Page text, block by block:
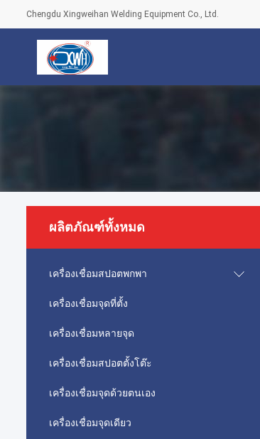
Chengdu Xingweihan Welding Equipment Co., Ltd.
ผลิตภัณฑ์ทั้งหมด
เครื่องเชื่อมสปอตพกพา
เครื่องเชื่อมจุดที่ตั้ง
เครื่องเชื่อมหลายจุด
เครื่องเชื่อมสปอตตั้งโต๊ะ
เครื่องเชื่อมจุดด้วยตนเอง
เครื่องเชื่อมจุดเดียว